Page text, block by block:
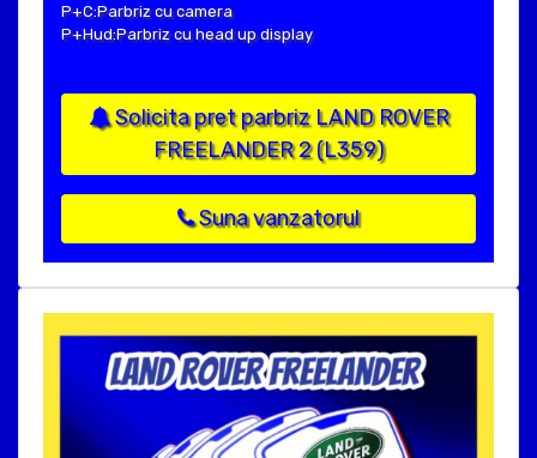
P+C:Parbriz cu camera
P+Hud:Parbriz cu head up display
Solicita pret parbriz LAND ROVER
FREELANDER 2 (L359)
Suna vanzatorul